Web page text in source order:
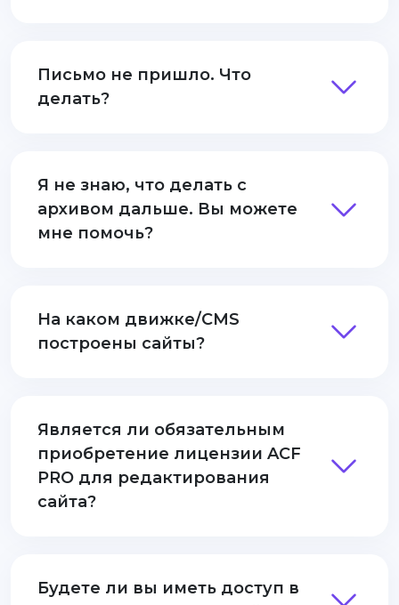
Письмо не пришло. Что
делать?
Я не знаю, что делать с
архивом дальше. Вы можете
мне помочь?
На каком движке/CMS
построены сайты?
Является ли обязательным
приобретение лицензии ACF
PRO для редактирования
сайта?
Будете ли вы иметь доступ в